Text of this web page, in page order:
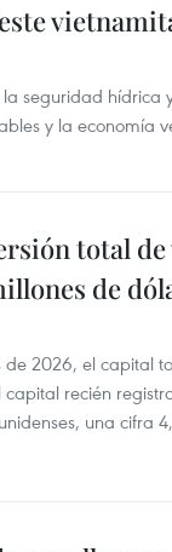
la seguridad
y la economía
total
de
de 2026, el capital
recién
una cifra